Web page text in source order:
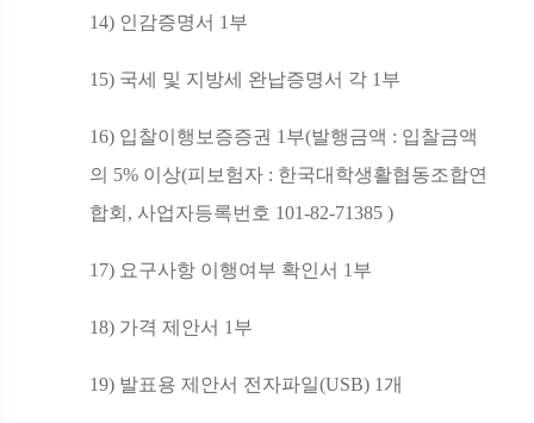
14) 인감증명서 1 부
15) 국세 및 지방세 완납증명서 각 1 부
16) 입찰이행보증증권 1 부(발행금액 : 입찰금액
의 5% 이상(피보험자 : 한국대학생활협동조합연
합회 , 사업자등록번호 101-82-71385 )
17) 요구사항 이행여부 확인서 1 부
18) 가격 제안서 1 부
19) 발표용 제안서 전자파일(USB) 1 개